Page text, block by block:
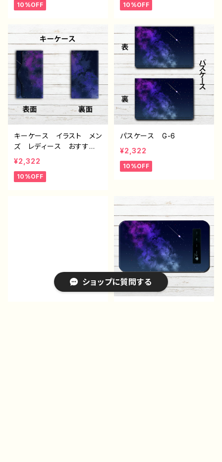
性的 クリエイター イラ
10%OFF
チ ミニポーチ 化粧ポー
ペンケース コスメポー
チ タイトル：星空 作：ん
ご G-6
10%OFF
キーケース イラスト メン
ズ レディース おすす
め おしゃれ 綺麗 人気
個性的 イラストレータ
ー クリエイター 絵師
¥2,322
10%OFF
パスケース G-6
¥2,322
10%OFF
ショップに質問する